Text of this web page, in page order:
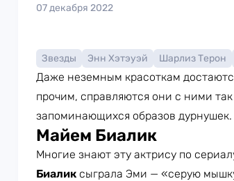
07 декабря 2022
Звезды Энн Хэтэуэй Шарлиз Терон
Даже неземным красоткам
прочим, справляются они с ними
запоминающихся образов дурнушек.
Майем Биалик
Многие знают эту актрису по
Биалик сыграла Эми — «серую